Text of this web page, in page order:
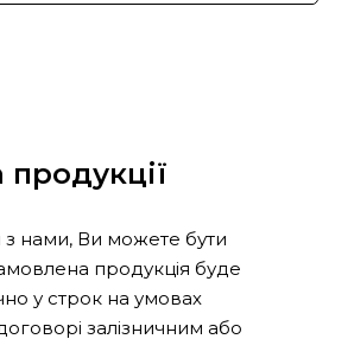
нами, Ви можете бути
продукція буде
у строк на умовах
залізничним або